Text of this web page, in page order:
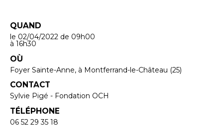
QUAND
le 02/04/2022 de 09h00
à 16h30
OÙ
Foyer Sainte-Anne, à Montferrand-le-Château (25)
CONTACT
Sylvie Pigé - Fondation OCH
TÉLÉPHONE
06 52 29 35 18